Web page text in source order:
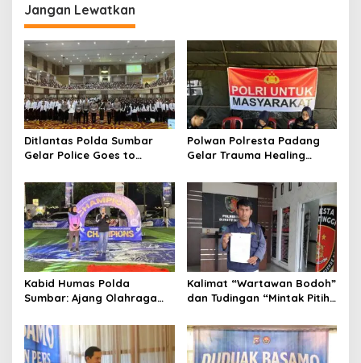
a
s
i
p
o
s
Jangan Lewatkan
Ditlantas Polda Sumbar
Gelar Police Goes to
3.000 Mahasiswa Baru
Tertib Berlalu Lintas
Polwan Polresta Padang
Gelar Trauma Healing
Banjir di Surau Gadang
Kabid Humas Polda
Sumbar: Ajang Olahraga
Perekat Persaudaraan dan
Kamtibmas
Kalimat “Wartawan Bodoh”
dan Tudingan “Mintak Pitih”
Affa Adicitta ke Polresta
Bukittinggi